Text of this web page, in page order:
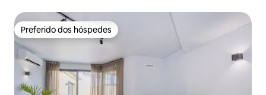
Preferido dos hóspedes
Preferido dos hóspedes